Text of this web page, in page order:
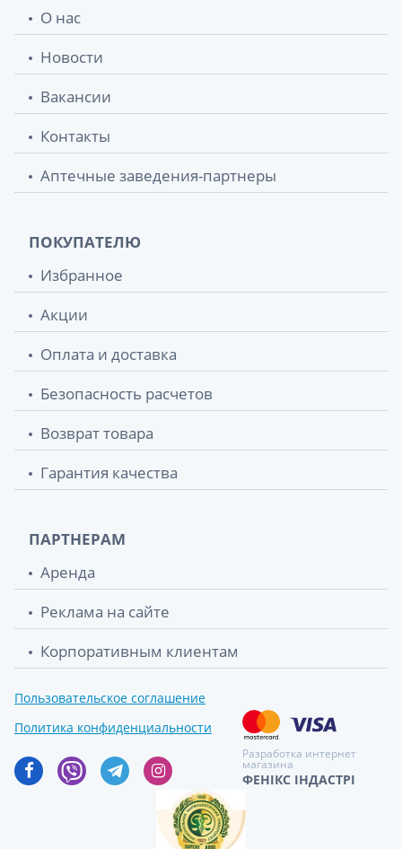
О нас
Новости
Вакансии
Контакты
Аптечные заведения-партнеры
ПОКУПАТЕЛЮ
Избранное
Акции
Оплата и доставка
Безопасность расчетов
Возврат товара
Гарантия качества
ПАРТНЕРАМ
Аренда
Реклама на сайте
Корпоративным клиентам
Пользовательское соглашение
Политика конфиденциальности
Разработка интернет
магазина
ФЕНІКС ІНДАСТРІ